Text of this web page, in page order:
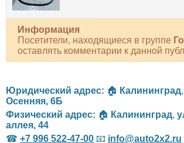
Информация
Посетители, находящиеся в группе
оставлять комментарии к данной
Юридический адрес: 🏠 Калининград,
Осенняя, 6Б
Физический адрес: 🏠 Калининград,
аллея, 44
☎ +7 996 522-47-00 📧 info@auto2x2.ru